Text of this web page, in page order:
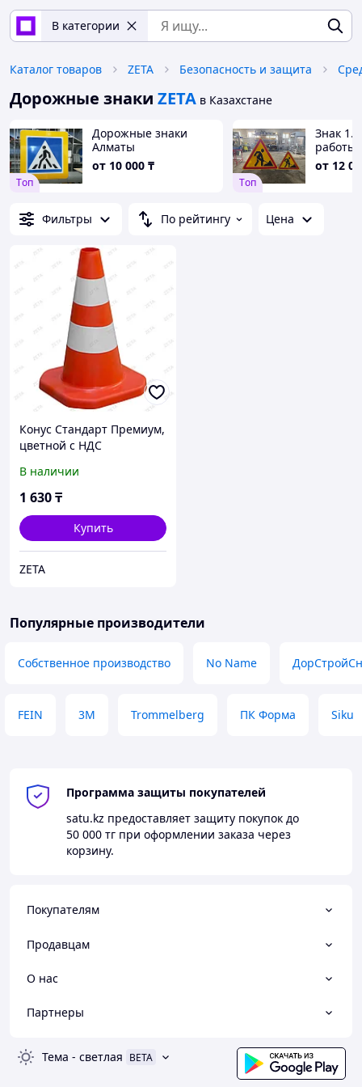
В категории
Каталог товаров ZETA Безопасность и защита
Дорожные знаки ZETA в Казахстане
Tоп
Дорожные знаки
Алматы
от 10 000 ₸
Tоп
Знак
работы
от 12
Фильтры По рейтингу Цена
Конус Стандарт Премиум,
цветной c НДС
В наличии
1 630₸
Купить
ZETA
Популярные производители
Собственное производство No Name
FEIN 3М Trommelberg ПК Форма Siku
Программа защиты покупателей
satu.kz предоставляет защиту покупок до
50 000 тг при оформлении заказа через
корзину.
Покупателям
Продавцам
О нас
Партнеры
Тема - светлая BETA